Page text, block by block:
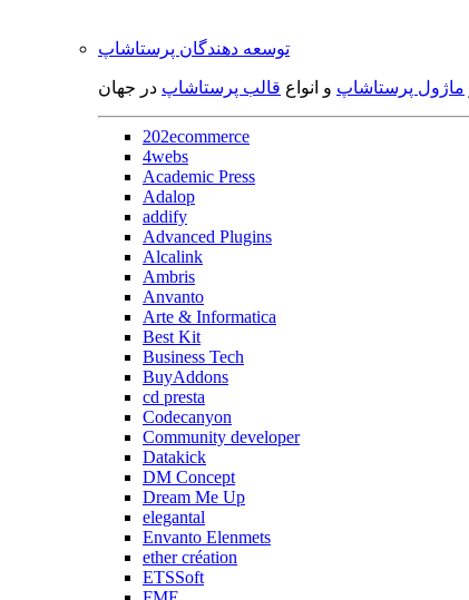
توسعه دهندگان پرستاشاپ
ماژول پرستاشاپ و انواع قالب پرستاشاپ در جهان
202ecommerce
4webs
Academic Press
Adalop
addify
Advanced Plugins
Alcalink
Ambris
Anvanto
Arte & Informatica
Best Kit
Business Tech
BuyAddons
cd presta
Codecanyon
Community developer
Datakick
DM Concept
Dream Me Up
elegantal
Envanto Elenmets
ether création
ETSSoft